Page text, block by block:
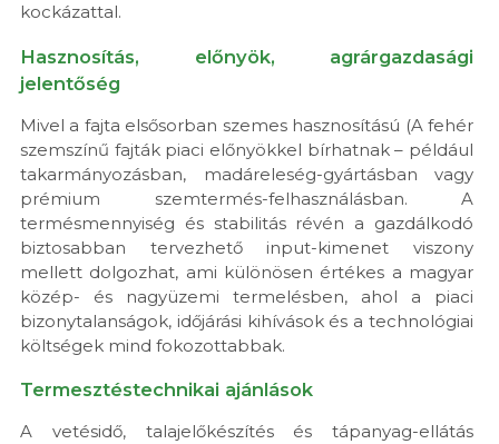
kockázattal.
Hasznosítás, előnyök, agrárgazdasági
jelentőség
Mivel a fajta elsősorban szemes hasznosítású (A fehér
szemszínű fajták piaci előnyökkel bírhatnak – például
takarmányozásban, madáreleség-gyártásban vagy
prémium szemtermés-felhasználásban. A
termésmennyiség és stabilitás révén a gazdálkodó
biztosabban tervezhető input-kimenet viszony
mellett dolgozhat, ami különösen értékes a ma­­gyar
közép- és nagyüzemi termelésben, ahol a piaci
bizonytalanságok, időjárási kihívások és a technológiai
költségek mind fokozottabbak.
Termesztéstechnikai ajánlások
A vetésidő, talajelőkészítés és tápanyag-ellátás